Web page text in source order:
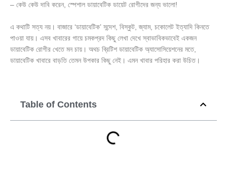
– কেউ কেউ দাবি করেন, স্পেশাল ডায়াবেটিক ডায়েট রোগীদের জন্য ভালো!
এ কথাটি সত্য নয়। বাজারে ‘ডায়াবেটিক’ সন্দেশ, বিস্কুট, জ্যাম, চকোলেট ইত্যাদি কিনতে
পাওয়া যায়। এসব খাবারের গায়ে চমকপ্রদ কিছু লেখা দেখে স্বাভাবিকভাবেই একজন
ডায়াবেটিক রোগীর খেতে মন চায়। অথচ ব্রিটিশ ডায়াবেটিক অ্যাসোসিয়েশনের মতে,
ডায়াবেটিক খাবারে বাড়তি তেমন উপকার কিছু নেই। এমন খাবার পরিহার করা উচিত।
Table of Contents